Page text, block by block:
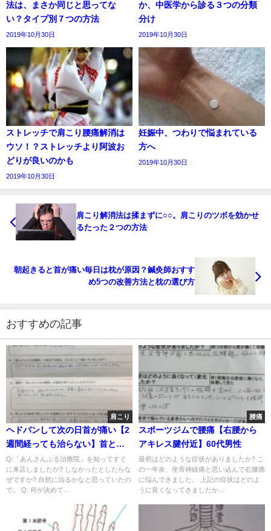
法は、まさか同じと思ってな
い？タイプ別７つの方法
2019年10月30日
か、中医学から診る３つの分類
分け
2019年10月30日
ストレッチで肩こり腰痛解消は
ウソ！？ストレッチより阿波お
どりが良いのかも
2019年10月30日
妊娠中、つわりで悩まれている
方へ
2019年10月30日
肩こり解消法は揉まずに○○。肩こりのツボを効かせ
るたった２つの方法
朝起きると首が痛い毎日は枕が原因？鍼灸師おすす
め5つの改善方法と枕の選び方
おすすめの記事
肩こり
ヘドバンして次の日首が痛い【2
週間経っても治らない】首と右
肩の痛みの整体鍼灸の一症例
Q:「あんさんぶる治療院」を知ってすぐ
に来店しましたか? しなかったとしたらな
ぜですか? 自然に治るかなと思っていたの
で。 Q: 何が決めて...
腰痛
スポーツジムで腰痛【右腰から
アキレス腱付近】60代男性
最初はどのような症状がありましたか? こ
の一年余、坐骨神経痛と思い込んで右腰痛
に悩んできました。 上記の症状はどのよ
うに良くなってきましたか...